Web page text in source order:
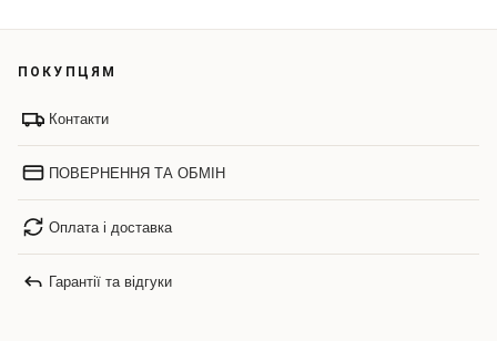
ПОКУПЦЯМ
Контакти
ПОВЕРНЕННЯ ТА ОБМІН
Оплата і доставка
Гарантії та відгуки